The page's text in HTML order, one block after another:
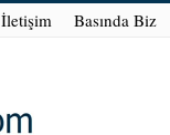
İletişim Basında Biz